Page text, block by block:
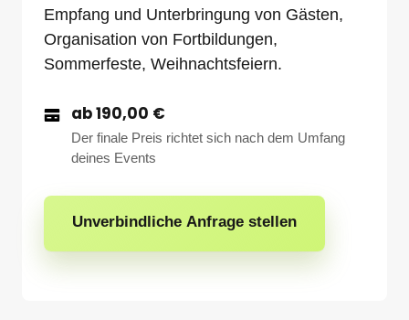
Empfang und Unterbringung von Gästen,
Organisation von Fortbildungen,
Sommerfeste, Weihnachtsfeiern.
ab 190,00 €
Der finale Preis richtet sich nach dem Umfang
deines Events
Unverbindliche Anfrage stellen